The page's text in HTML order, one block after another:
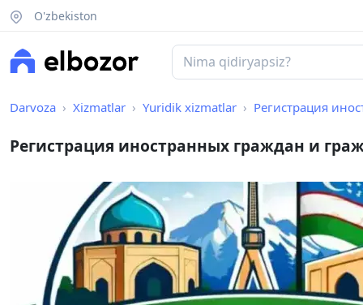
O'zbekiston
Darvoza Xizmatlar Yuridik xizmatlar Регистрация
Регистрация иностранных граждан и